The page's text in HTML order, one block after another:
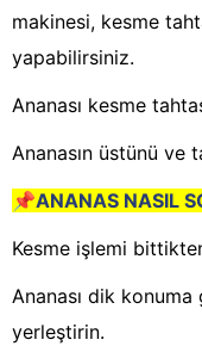
makinesi, kesme
yapabilirsiniz.
Ananası kesme
Ananasın üstünü ve
📌ANANAS NASIL
Kesme işlemi
Ananası dik
yerleştirin.